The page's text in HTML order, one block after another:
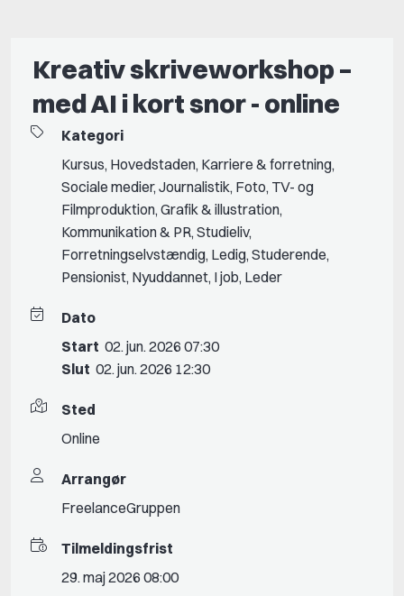
Kreativ skriveworkshop –
med AI i kort snor - online
Kategori
Kursus, Hovedstaden, Karriere & forretning,
Sociale medier, Journalistik, Foto, TV- og
Filmproduktion, Grafik & illustration,
Kommunikation & PR, Studieliv,
Forretningselvstændig, Ledig, Studerende,
Pensionist, Nyuddannet, I job, Leder
Dato
Start 02. jun. 2026 07:30
Slut 02. jun. 2026 12:30
Sted
Online
Arrangør
FreelanceGruppen
Tilmeldingsfrist
29. maj 2026 08:00